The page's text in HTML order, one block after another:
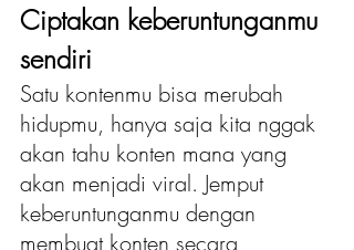
Ciptakan keberuntunganmu
sendiri
Satu kontenmu bisa merubah
hidupmu, hanya saja kita nggak
akan tahu konten mana yang
akan menjadi viral. Jemput
keberuntunganmu dengan
membuat konten secara